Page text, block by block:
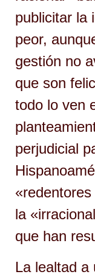
publicitar la
peor,
gestión no
que son
todo lo ven
perjudicial
la
que han
La lealtad a